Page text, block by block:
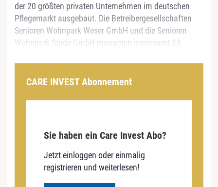
der 20 größten privaten Unternehmen im deutschen
Pflegemarkt ausgebaut. Die Betreibergesellschaften
Senioren Wohnpark Weser GmbH und die Senioren
Wohnpark Stade GmbH managten insgesamt 34...
CARE INVEST Abonnement
Sie haben ein Care Invest Abo?
Jetzt einloggen oder einmalig
registrieren und weiterlesen!